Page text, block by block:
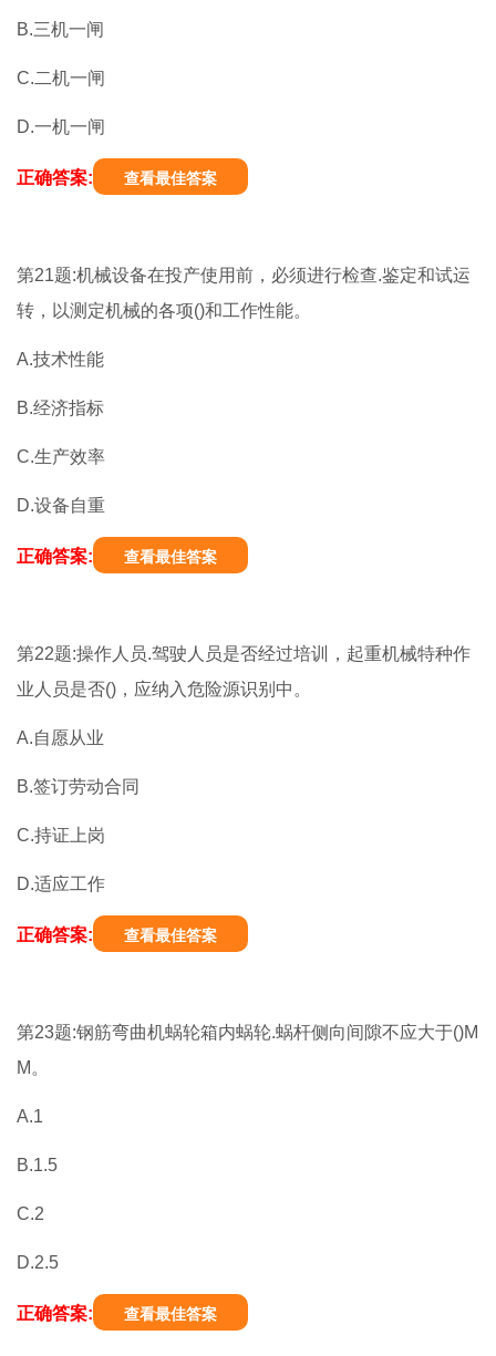
B.三机一闸
C.二机一闸
D.一机一闸
正确答案: 查看最佳答案
第21题:机械设备在投产使用前，必须进行检查.鉴定和试运
转，以测定机械的各项()和工作性能。
A.技术性能
B.经济指标
C.生产效率
D.设备自重
正确答案: 查看最佳答案
第22题:操作人员.驾驶人员是否经过培训，起重机械特种作
业人员是否()，应纳入危险源识别中。
A.自愿从业
B.签订劳动合同
C.持证上岗
D.适应工作
正确答案: 查看最佳答案
第23题:钢筋弯曲机蜗轮箱内蜗轮.蜗杆侧向间隙不应大于()M
M。
A.1
B.1.5
C.2
D.2.5
正确答案: 查看最佳答案